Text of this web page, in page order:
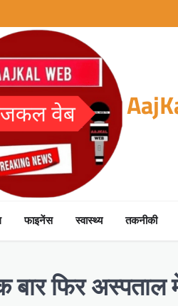
फाइनेंस स्वास्थ्य तकनीकी
फिर अस्पताल